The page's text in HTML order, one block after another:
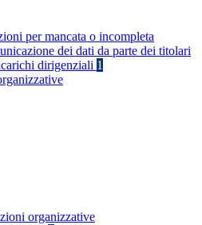
per mancata o incompleta
dei dati da parte dei titolari
dirigenziali 1
organizzative